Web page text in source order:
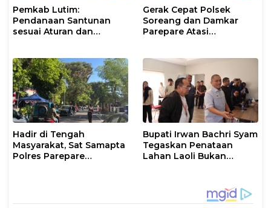
Pemkab Lutim:
Pendanaan Santunan
sesuai Aturan dan
Gerak Cepat Polsek
Soreang dan Damkar
Parepare Atasi
Hadir di Tengah
Masyarakat, Sat Samapta
Polres Parepare
Bupati Irwan Bachri Syam
Tegaskan Penataan
Lahan Laoli Bukan